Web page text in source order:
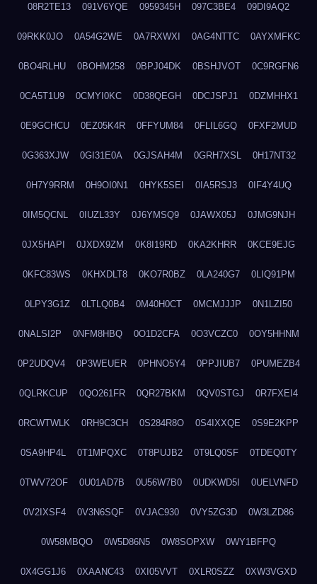
08R2TE13 091V6YQE 0959345H 097C3BE4 09DI9AQ2
09RKK0JO 0A54G2WE 0A7RXWXI 0AG4NTTC 0AYXMFKC
0BO4RLHU 0BOHM258 0BPJ04DK 0BSHJVOT 0C9RGFN6
0CA5T1U9 0CMYI0KC 0D38QEGH 0DCJSPJ1 0DZMHHX1
0E9GCHCU 0EZ05K4R 0FFYUM84 0FLIL6GQ 0FXF2MUD
0G363XJW 0GI31E0A 0GJSAH4M 0GRH7XSL 0H17NT32
0H7Y9RRM 0H9OI0N1 0HYK5SEI 0IA5RSJ3 0IF4Y4UQ
0IM5QCNL 0IUZL33Y 0J6YMSQ9 0JAWX05J 0JMG9NJH
0JX5HAPI 0JXDX9ZM 0K8I19RD 0KA2KHRR 0KCE9EJG
0KFC83WS 0KHXDLT8 0KO7R0BZ 0LA240G7 0LIQ91PM
0LPY3G1Z 0LTLQ0B4 0M40H0CT 0MCMJJJP 0N1LZI50
0NALSI2P 0NFM8HBQ 0O1D2CFA 0O3VCZC0 0OY5HHNM
0P2UDQV4 0P3WEUER 0PHNO5Y4 0PPJIUB7 0PUMEZB4
0QLRKCUP 0QO261FR 0QR27BKM 0QV0STGJ 0R7FXEI4
0RCWTWLK 0RH9C3CH 0S284R8O 0S4IXXQE 0S9E2KPP
0SA9HP4L 0T1MPQXC 0T8PUJB2 0T9LQ0SF 0TDEQ0TY
0TWV72OF 0U01AD7B 0U56W7B0 0UDKWD5I 0UELVNFD
0V2IXSF4 0V3N6SQF 0VJAC930 0VY5ZG3D 0W3LZD86
0W58MBQO 0W5D86N5 0W8SOPXW 0WY1BFPQ
0X4GG1J6 0XAANC43 0XI05VVT 0XLR0SZZ 0XW3VGXD